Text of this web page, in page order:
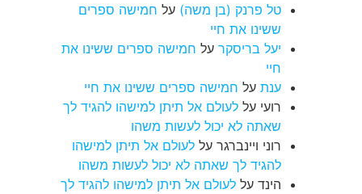
טל פרנק (בן משה) על חמישה ספרים
ששינו את חיי
יעל בריסקר על חמישה ספרים ששינו את
חיי
ענת על חמישה ספרים ששינו את חיי
רועי על לעולם אל תיתן למישהו להגיד לך
שאתה לא יכול לעשות משהו
רוני ויינברגר על לעולם אל תיתן למישהו
להגיד לך שאתה לא יכול לעשות משהו
הינד על לעולם אל תיתן למישהו להגיד לך